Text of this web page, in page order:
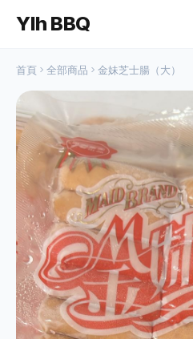
Ylh BBQ
首頁 全部商品 金妹芝士腸（大）